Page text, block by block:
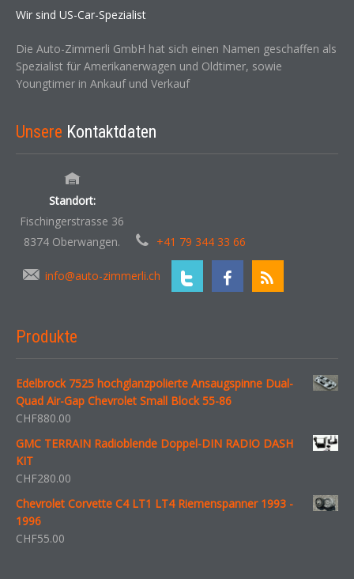
Wir sind US-Car-Spezialist
Die Auto-Zimmerli GmbH hat sich einen Namen geschaffen als
Spezialist für Amerikanerwagen und Oldtimer, sowie
Youngtimer in Ankauf und Verkauf
Unsere Kontaktdaten
Standort:
Fischingerstrasse 36
8374 Oberwangen.
+41 79 344 33 66
info@auto-zimmerli.ch
Produkte
Edelbrock 7525 hochglanzpolierte Ansaugspinne Dual-
Quad Air-Gap Chevrolet Small Block 55-86
CHF880.00
GMC TERRAIN Radioblende Doppel-DIN RADIO DASH
KIT
CHF280.00
Chevrolet Corvette C4 LT1 LT4 Riemenspanner 1993 -
1996
CHF55.00